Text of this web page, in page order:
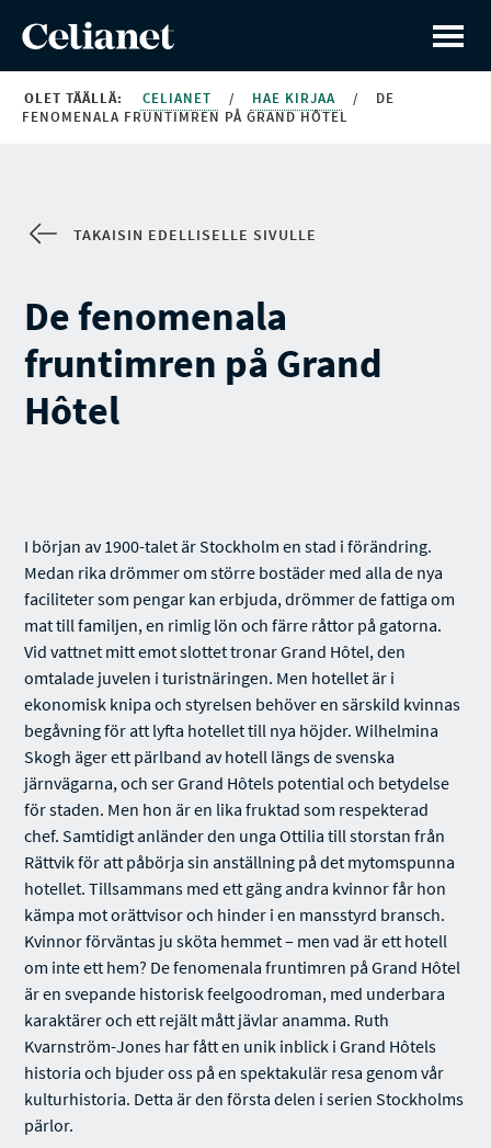
OLET TÄÄLLÄ: CELIANET / HAE KIRJAA /
DE
FENOMENALA FRUNTIMREN PÅ GRAND HÔTEL
TAKAISIN EDELLISELLE SIVULLE
De fenomenala
fruntimren på Grand
Hôtel
I början av 1900-talet är Stockholm en stad i förändring.
Medan rika drömmer om större bostäder med alla de nya
faciliteter som pengar kan erbjuda, drömmer de fattiga om
mat till familjen, en rimlig lön och färre råttor på gatorna.
Vid vattnet mitt emot slottet tronar Grand Hôtel, den
omtalade juvelen i turistnäringen. Men hotellet är i
ekonomisk knipa och styrelsen behöver en särskild kvinnas
begåvning för att lyfta hotellet till nya höjder. Wilhelmina
Skogh äger ett pärlband av hotell längs de svenska
järnvägarna, och ser Grand Hôtels potential och betydelse
för staden. Men hon är en lika fruktad som respekterad
chef. Samtidigt anländer den unga Ottilia till storstan från
Rättvik för att påbörja sin anställning på det mytomspunna
hotellet. Tillsammans med ett gäng andra kvinnor får hon
kämpa mot orättvisor och hinder i en mansstyrd bransch.
Kvinnor förväntas ju sköta hemmet – men vad är ett hotell
om inte ett hem? De fenomenala fruntimren på Grand Hôtel
är en svepande historisk feelgoodroman, med underbara
karaktärer och ett rejält mått jävlar anamma. Ruth
Kvarnström-Jones har fått en unik inblick i Grand Hôtels
historia och bjuder oss på en spektakulär resa genom vår
kulturhistoria. Detta är den första delen i serien Stockholms
pärlor.